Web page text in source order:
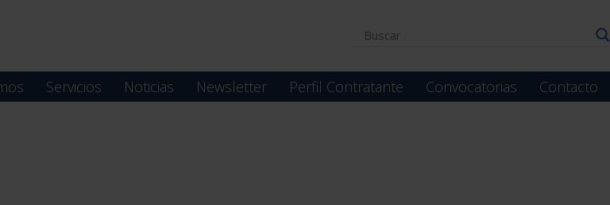
Servicios Noticias Newsletter Perfil Contratante Convocatorias Contacto